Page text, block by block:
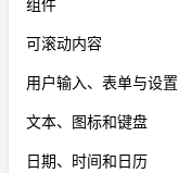
组件
可滚动内容
用户输入、表单与设置
文本、图标和键盘
日期、时间和日历